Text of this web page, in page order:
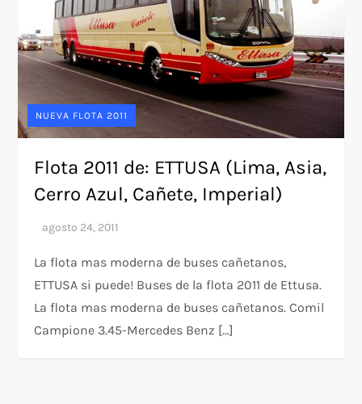
NUEVA FLOTA 2011
Flota 2011 de: ETTUSA (Lima, Asia,
Cerro Azul, Cañete, Imperial)
La flota mas moderna de buses cañetanos,
ETTUSA si puede! Buses de la flota 2011 de Ettusa.
La flota mas moderna de buses cañetanos. Comil
Campione 3.45-Mercedes Benz […]